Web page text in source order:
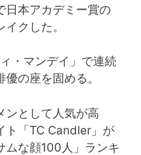
日本アカデミー賞の
クした。
・マンデイ」で連続
の座を固める。
ンとして人気が高
ト「TC Candler」が
ムな顔100人」ランキ